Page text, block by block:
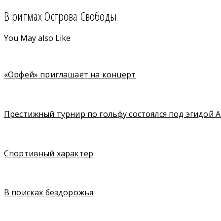
В ритмах Острова Свободы
You May also Like
«Орфей» приглашает на концерт
Престижный турнир по гольфу состоялся под эгидой
Спортивный характер
В поисках бездорожья